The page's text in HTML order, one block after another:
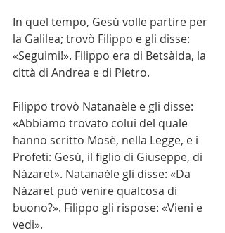
In quel tempo, Gesù volle partire per
la Galilea; trovò Filippo e gli disse:
«Seguimi!». Filippo era di Betsàida, la
città di Andrea e di Pietro.
Filippo trovò Natanaèle e gli disse:
«Abbiamo trovato colui del quale
hanno scritto Mosè, nella Legge, e i
Profeti: Gesù, il figlio di Giuseppe, di
Nàzaret». Natanaèle gli disse: «Da
Nàzaret può venire qualcosa di
buono?». Filippo gli rispose: «Vieni e
vedi».